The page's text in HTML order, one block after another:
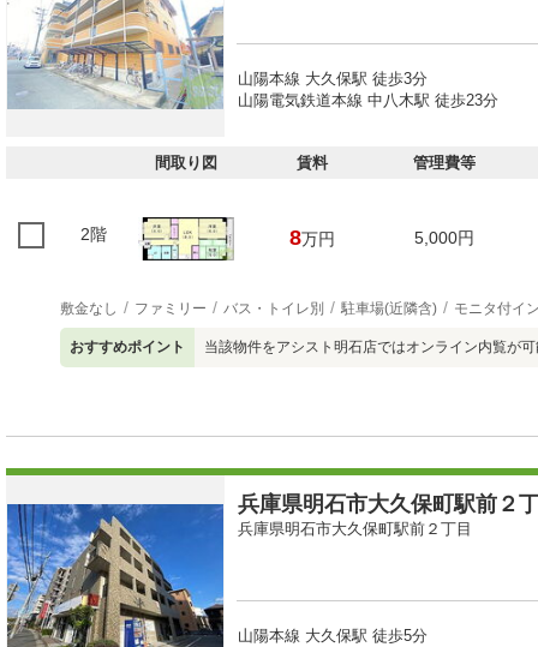
山陽本線 大久保駅 徒歩3分
山陽電気鉄道本線 中八木駅 徒歩23分
間取り図 賃料 管理費等
2階 8万円 5,000円
敷金なし ファミリー バス・トイレ別 駐車場(近隣含) モニタ付イ
おすすめポイント 当該物件をアシスト明石店ではオンライン内覧が
兵庫県明石市大久保町駅前２
兵庫県明石市大久保町駅前２丁目
山陽本線 大久保駅 徒歩5分